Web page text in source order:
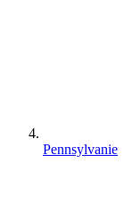
Pennsylvanie